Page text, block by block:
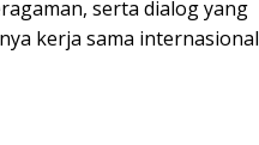
serta dialog yang
kerja sama internasional